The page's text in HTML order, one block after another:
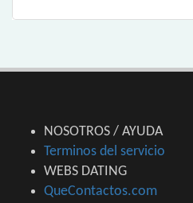
NOSOTROS / AYUDA
Terminos del servicio
WEBS DATING
QueContactos.com